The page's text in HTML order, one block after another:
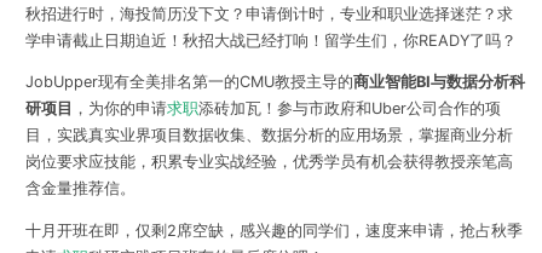
秋招进行时，海投简历没下文？申请倒计时，专业和职业选择迷茫？求
学申请截止日期迫近！秋招大战已经打响！留学生们，你READY了吗？
JobUpper现有全美排名第一的CMU教授主导的商业智能BI与数据分析科
研项目 ，为你的申请求职添砖加瓦！参与市政府和Uber公司合作的项
目，实践真实业界项目数据收集、数据分析的应用场景，掌握商业分析
岗位要求应技能，积累专业实战经验，优秀学员有机会获得教授亲笔高
含金量推荐信。
十月开班在即，仅剩2席空缺，感兴趣的同学们，速度来申请， 抢占秋季